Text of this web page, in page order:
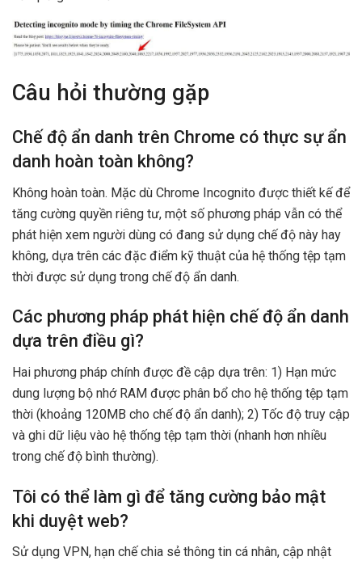
Câu hỏi thường gặp
Chế độ ẩn danh trên Chrome có thực sự ẩn
danh hoàn toàn không?
Không hoàn toàn. Mặc dù Chrome Incognito được thiết kế để
tăng cường quyền riêng tư, một số phương pháp vẫn có thể
phát hiện xem người dùng có đang sử dụng chế độ này hay
không, dựa trên các đặc điểm kỹ thuật của hệ thống tệp tạm
thời được sử dụng trong chế độ ẩn danh.
Các phương pháp phát hiện chế độ ẩn danh
dựa trên điều gì?
Hai phương pháp chính được đề cập dựa trên: 1) Hạn mức
dung lượng bộ nhớ RAM được phân bổ cho hệ thống tệp tạm
thời (khoảng 120MB cho chế độ ẩn danh); 2) Tốc độ truy cập
và ghi dữ liệu vào hệ thống tệp tạm thời (nhanh hơn nhiều
trong chế độ bình thường).
Tôi có thể làm gì để tăng cường bảo mật
khi duyệt web?
Sử dụng VPN, hạn chế chia sẻ thông tin cá nhân, cập nhật